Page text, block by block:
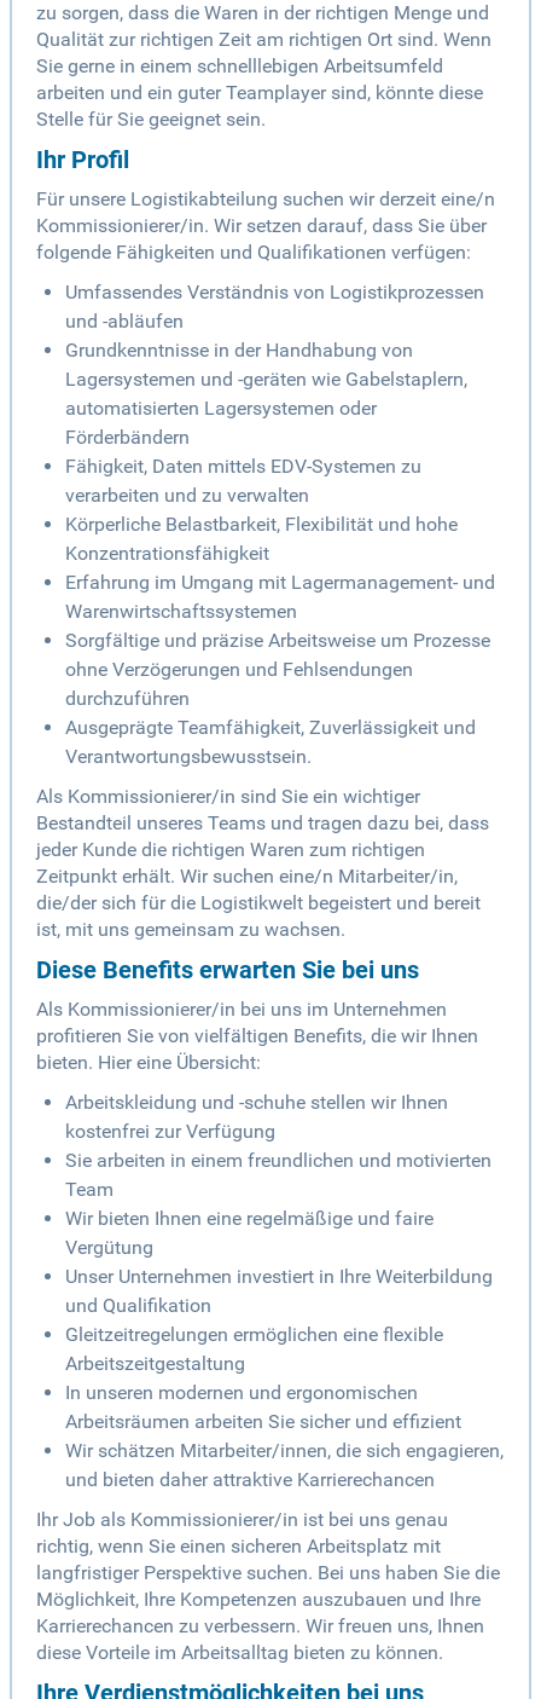
zu sorgen, dass die Waren in der richtigen Menge und
Qualität zur richtigen Zeit am richtigen Ort sind. Wenn
Sie gerne in einem schnelllebigen Arbeitsumfeld
arbeiten und ein guter Teamplayer sind, könnte diese
Stelle für Sie geeignet sein.
Ihr Profil
Für unsere Logistikabteilung suchen wir derzeit eine/n
Kommissionierer/in. Wir setzen darauf, dass Sie über
folgende Fähigkeiten und Qualifikationen verfügen:
Umfassendes Verständnis von Logistikprozessen
und -abläufen
Grundkenntnisse in der Handhabung von
Lagersystemen und -geräten wie Gabelstaplern,
automatisierten Lagersystemen oder
Förderbändern
Fähigkeit, Daten mittels EDV-Systemen zu
verarbeiten und zu verwalten
Körperliche Belastbarkeit, Flexibilität und hohe
Konzentrationsfähigkeit
Erfahrung im Umgang mit Lagermanagement- und
Warenwirtschaftssystemen
Sorgfältige und präzise Arbeitsweise um Prozesse
ohne Verzögerungen und Fehlsendungen
durchzuführen
Ausgeprägte Teamfähigkeit, Zuverlässigkeit und
Verantwortungsbewusstsein.
Als Kommissionierer/in sind Sie ein wichtiger
Bestandteil unseres Teams und tragen dazu bei, dass
jeder Kunde die richtigen Waren zum richtigen
Zeitpunkt erhält. Wir suchen eine/n Mitarbeiter/in,
die/der sich für die Logistikwelt begeistert und bereit
ist, mit uns gemeinsam zu wachsen.
Diese Benefits erwarten Sie bei uns
Als Kommissionierer/in bei uns im Unternehmen
profitieren Sie von vielfältigen Benefits, die wir Ihnen
bieten. Hier eine Übersicht:
Arbeitskleidung und -schuhe stellen wir Ihnen
kostenfrei zur Verfügung
Sie arbeiten in einem freundlichen und motivierten
Team
Wir bieten Ihnen eine regelmäßige und faire
Vergütung
Unser Unternehmen investiert in Ihre Weiterbildung
und Qualifikation
Gleitzeitregelungen ermöglichen eine flexible
Arbeitszeitgestaltung
In unseren modernen und ergonomischen
Arbeitsräumen arbeiten Sie sicher und effizient
Wir schätzen Mitarbeiter/innen, die sich engagieren,
und bieten daher attraktive Karrierechancen
Ihr Job als Kommissionierer/in ist bei uns genau
richtig, wenn Sie einen sicheren Arbeitsplatz mit
langfristiger Perspektive suchen. Bei uns haben Sie die
Möglichkeit, Ihre Kompetenzen auszubauen und Ihre
Karrierechancen zu verbessern. Wir freuen uns, Ihnen
diese Vorteile im Arbeitsalltag bieten zu können.